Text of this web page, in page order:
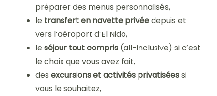
préparer des menus personnalisés,
le transfert en navette privéedepuis et
vers l’aéroport d’El Nido,
le séjour tout compris (all-inclusive) si c’est
le choix que vous avez fait,
des excursions et activités privatiséessi
vous le souhaitez,